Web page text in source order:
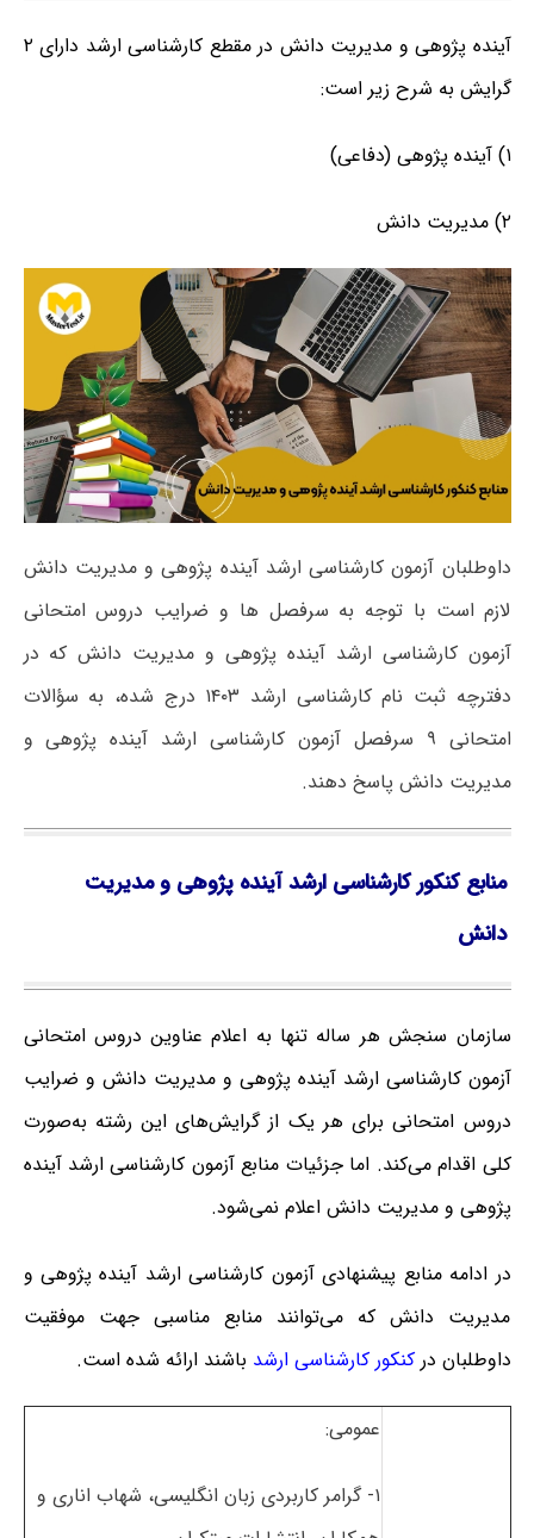
آینده پژوهی و مدیریت دانش در مقطع کارشناسی ارشد دارای ۲
گرایش به شرح زیر است:
۱) آینده پژوهی (دفاعی)
۲) مدیریت دانش
داوطلبان آزمون کارشناسی ارشد آینده پژوهی و مدیریت دانش
لازم است با توجه به سرفصل ها و ضرایب دروس امتحانی
آزمون کارشناسی ارشد آینده پژوهی و مدیریت دانش که در
دفترچه ثبت نام کارشناسی ارشد ۱۴۰۳ درج شده، به سؤالات
امتحانی ۹ سرفصل آزمون کارشناسی ارشد آینده پژوهی و
مدیریت دانش پاسخ دهند.
منابع کنکور کارشناسی ارشد آینده پژوهی و مدیریت
دانش
سازمان سنجش هر ساله تنها به اعلام عناوین دروس امتحانی
آزمون کارشناسی ارشد آینده پژوهی و مدیریت دانش و ضرایب
دروس امتحانی برای هر یک از گرایش‌های این رشته به‌صورت
کلی اقدام می‌کند. اما جزئیات منابع آزمون کارشناسی ارشد آینده
پژوهی و مدیریت دانش اعلام نمی‌شود.
در ادامه منابع پیشنهادی آزمون کارشناسی ارشد آینده پژوهی و
مدیریت دانش که می‌توانند منابع مناسبی جهت موفقیت
داوطلبان درکنکور کارشناسی ارشد باشند ارائه شده است.
عمومی:
۱- گرامر کاربردی زبان انگلیسی، شهاب اناری و